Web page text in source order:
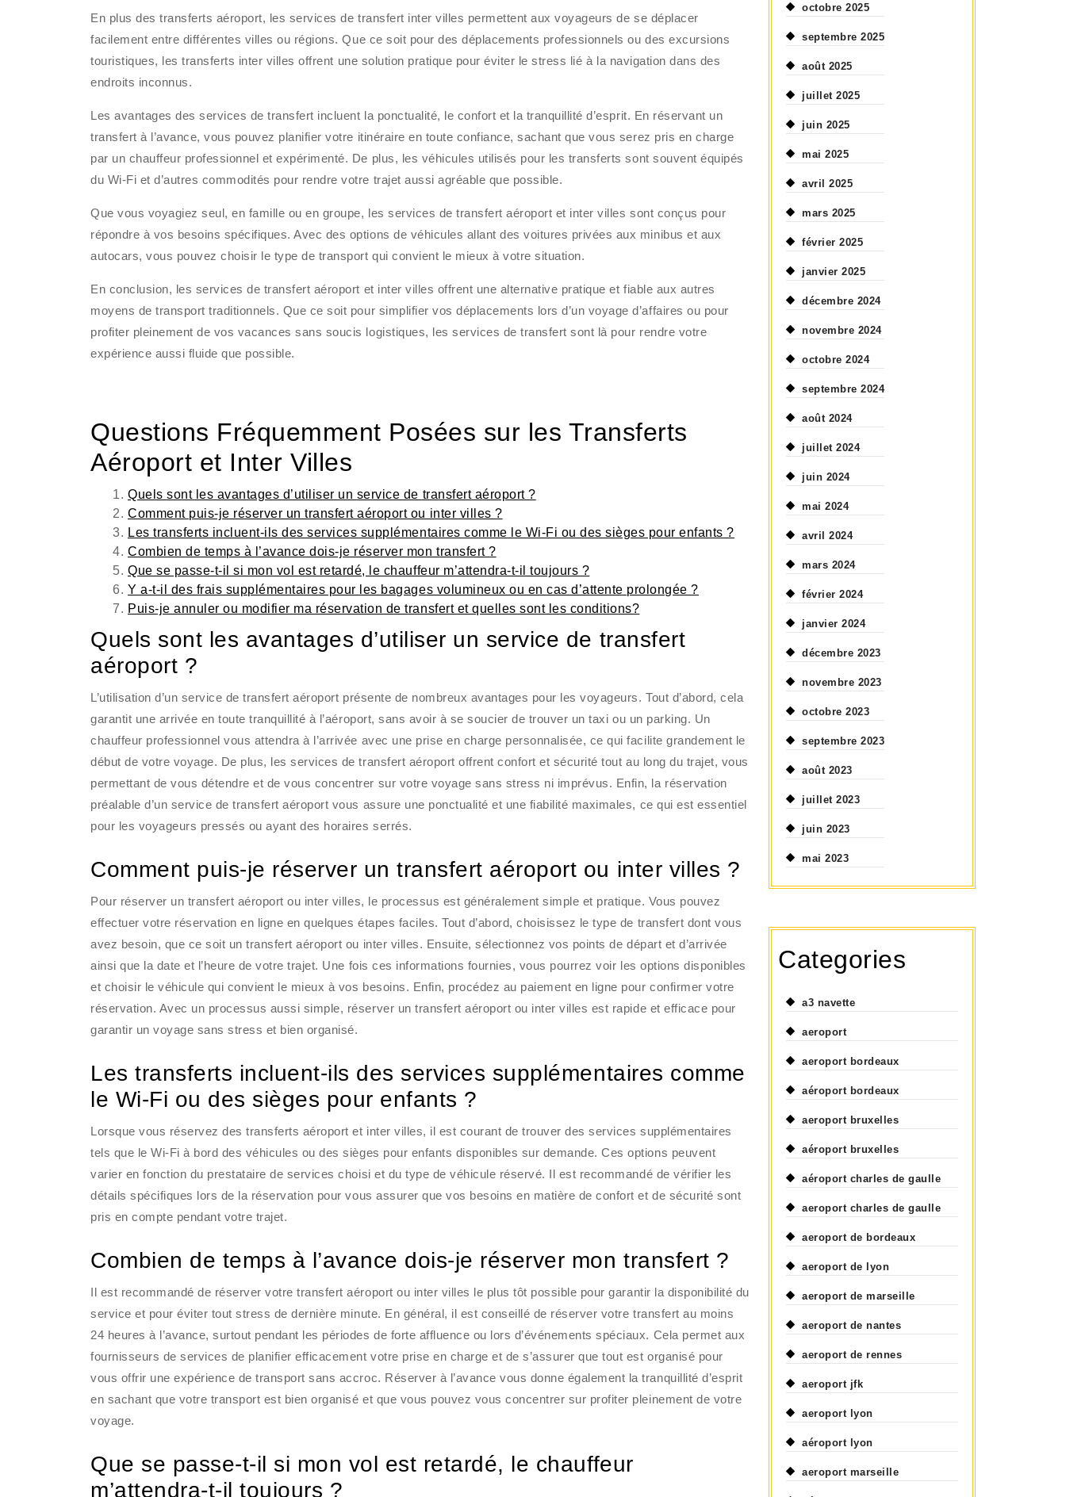
En plus des transferts aéroport, les services de transfert inter villes permettent aux voyageurs de se déplacer
facilement entre différentes villes ou régions. Que ce soit pour des déplacements professionnels ou des excursions
touristiques, les transferts inter villes offrent une solution pratique pour éviter le stress lié à la navigation dans des
endroits inconnus.
Les avantages des services de transfert incluent la ponctualité, le confort et la tranquillité d’esprit. En réservant un
transfert à l’avance, vous pouvez planifier votre itinéraire en toute confiance, sachant que vous serez pris en charge
par un chauffeur professionnel et expérimenté. De plus, les véhicules utilisés pour les transferts sont souvent équipés
du Wi-Fi et d’autres commodités pour rendre votre trajet aussi agréable que possible.
Que vous voyagiez seul, en famille ou en groupe, les services de transfert aéroport et inter villes sont conçus pour
répondre à vos besoins spécifiques. Avec des options de véhicules allant des voitures privées aux minibus et aux
autocars, vous pouvez choisir le type de transport qui convient le mieux à votre situation.
En conclusion, les services de transfert aéroport et inter villes offrent une alternative pratique et fiable aux autres
moyens de transport traditionnels. Que ce soit pour simplifier vos déplacements lors d’un voyage d’affaires ou pour
profiter pleinement de vos vacances sans soucis logistiques, les services de transfert sont là pour rendre votre
expérience aussi fluide que possible.
Questions Fréquemment Posées sur les Transferts
Aéroport et Inter Villes
Quels sont les avantages d’utiliser un service de transfert aéroport ?
Comment puis-je réserver un transfert aéroport ou inter villes ?
Les transferts incluent-ils des services supplémentaires comme le Wi-Fi ou des sièges pour enfants ?
Combien de temps à l’avance dois-je réserver mon transfert ?
Que se passe-t-il si mon vol est retardé, le chauffeur m’attendra-t-il toujours ?
Y a-t-il des frais supplémentaires pour les bagages volumineux ou en cas d’attente prolongée ?
Puis-je annuler ou modifier ma réservation de transfert et quelles sont les conditions?
Quels sont les avantages d’utiliser un service de transfert
aéroport ?
L’utilisation d’un service de transfert aéroport présente de nombreux avantages pour les voyageurs. Tout d’abord, cela
garantit une arrivée en toute tranquillité à l’aéroport, sans avoir à se soucier de trouver un taxi ou un parking. Un
chauffeur professionnel vous attendra à l’arrivée avec une prise en charge personnalisée, ce qui facilite grandement le
début de votre voyage. De plus, les services de transfert aéroport offrent confort et sécurité tout au long du trajet, vous
permettant de vous détendre et de vous concentrer sur votre voyage sans stress ni imprévus. Enfin, la réservation
préalable d’un service de transfert aéroport vous assure une ponctualité et une fiabilité maximales, ce qui est essentiel
pour les voyageurs pressés ou ayant des horaires serrés.
Comment puis-je réserver un transfert aéroport ou inter villes ?
Pour réserver un transfert aéroport ou inter villes, le processus est généralement simple et pratique. Vous pouvez
effectuer votre réservation en ligne en quelques étapes faciles. Tout d’abord, choisissez le type de transfert dont vous
avez besoin, que ce soit un transfert aéroport ou inter villes. Ensuite, sélectionnez vos points de départ et d’arrivée
ainsi que la date et l’heure de votre trajet. Une fois ces informations fournies, vous pourrez voir les options disponibles
et choisir le véhicule qui convient le mieux à vos besoins. Enfin, procédez au paiement en ligne pour confirmer votre
réservation. Avec un processus aussi simple, réserver un transfert aéroport ou inter villes est rapide et efficace pour
garantir un voyage sans stress et bien organisé.
Les transferts incluent-ils des services supplémentaires comme
le Wi-Fi ou des sièges pour enfants ?
Lorsque vous réservez des transferts aéroport et inter villes, il est courant de trouver des services supplémentaires
tels que le Wi-Fi à bord des véhicules ou des sièges pour enfants disponibles sur demande. Ces options peuvent
varier en fonction du prestataire de services choisi et du type de véhicule réservé. Il est recommandé de vérifier les
détails spécifiques lors de la réservation pour vous assurer que vos besoins en matière de confort et de sécurité sont
pris en compte pendant votre trajet.
Combien de temps à l’avance dois-je réserver mon transfert ?
Il est recommandé de réserver votre transfert aéroport ou inter villes le plus tôt possible pour garantir la disponibilité du
service et pour éviter tout stress de dernière minute. En général, il est conseillé de réserver votre transfert au moins
24 heures à l’avance, surtout pendant les périodes de forte affluence ou lors d’événements spéciaux. Cela permet aux
fournisseurs de services de planifier efficacement votre prise en charge et de s’assurer que tout est organisé pour
vous offrir une expérience de transport sans accroc. Réserver à l’avance vous donne également la tranquillité d’esprit
en sachant que votre transport est bien organisé et que vous pouvez vous concentrer sur profiter pleinement de votre
voyage.
Que se passe-t-il si mon vol est retardé, le chauffeur
m’attendra-t-il toujours ?
octobre 2025
septembre 2025
août 2025
juillet 2025
juin 2025
mai 2025
avril 2025
mars 2025
février 2025
janvier 2025
décembre 2024
novembre 2024
octobre 2024
septembre 2024
août 2024
juillet 2024
juin 2024
mai 2024
avril 2024
mars 2024
février 2024
janvier 2024
décembre 2023
novembre 2023
octobre 2023
septembre 2023
août 2023
juillet 2023
juin 2023
mai 2023
Categories
a3 navette
aeroport
aeroport bordeaux
aéroport bordeaux
aeroport bruxelles
aéroport bruxelles
aéroport charles de gaulle
aeroport charles de gaulle
aeroport de bordeaux
aeroport de lyon
aeroport de marseille
aeroport de nantes
aeroport de rennes
aeroport jfk
aeroport lyon
aéroport lyon
aeroport marseille